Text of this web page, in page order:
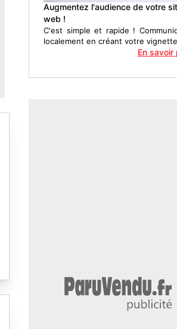
Augmentez l'audience de votre
web !
C'est simple et rapide !
localement en créant votre
En savoir